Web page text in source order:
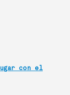
con el